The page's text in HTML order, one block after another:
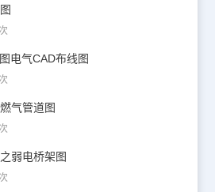
电气CAD布线图
气管道图
弱电桥架图